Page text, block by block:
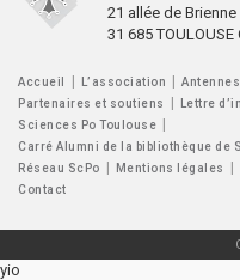
21 allée de Brienne
31 685 TOULOUSE
Accueil L’association
Partenaires et soutiens
Lettre
Sciences Po Toulouse
Carré Alumni de la bibliothèque de
Réseau ScPo
Mentions légales
Contact
yio